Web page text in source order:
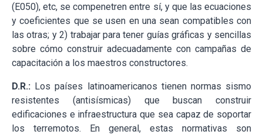
(E050), etc, se compenetren entre sí, y que las ecuaciones
y coeficientes que se usen en una sean compatibles con
las otras; y 2) trabajar para tener guías gráficas y sencillas
sobre cómo construir adecuadamente con campañas de
capacitación a los maestros constructores.
D.R.: Los países latinoamericanos tienen normas sismo
resistentes (antisísmicas) que buscan construir
edificaciones e infraestructura que sea capaz de soportar
los terremotos. En general, estas normativas son